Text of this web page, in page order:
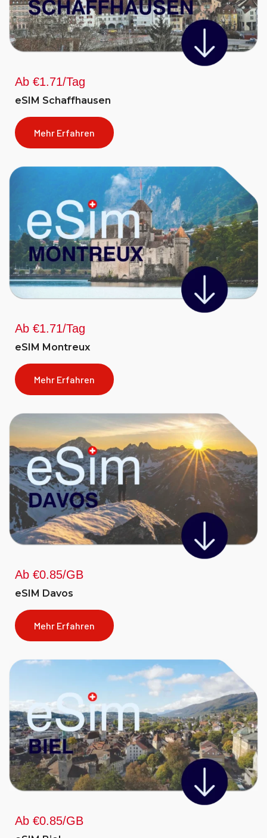
Ab €1.71/Tag
eSIM Schaffhausen
Mehr Erfahren
Ab €1.71/Tag
eSIM Montreux
Mehr Erfahren
Ab €0.85/GB
eSIM Davos
Mehr Erfahren
Ab €0.85/GB